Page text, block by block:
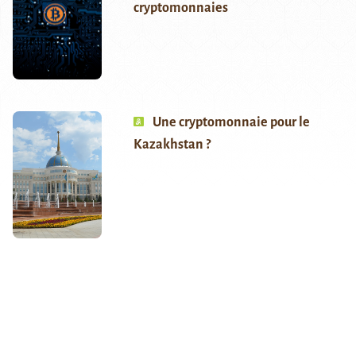
cryptomonnaies
Une cryptomonnaie pour le
Kazakhstan ?